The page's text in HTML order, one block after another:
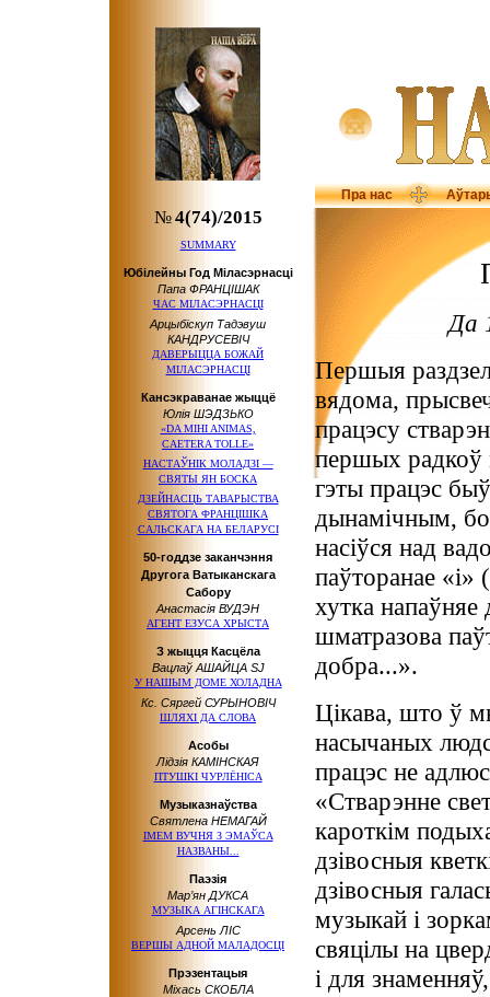
Пра нас
№4(74)/2015
SUMMARY
Юбілейны Год Міласэрнасці
Папа ФРАНЦІШАК
ЧАС МІЛАСЭРНАСЦІ
Арцыбіскуп Тадэвуш
КАНДРУСЕВІЧ
ДАВЕРЫЦЦА БОЖАЙ
МІЛАСЭРНАСЦІ
Кансэкраванае жыццё
Юлія ШЭДЗЬКО
«DA MIHI ANIMAS,
CAETERA TOLLE»
НАСТАЎНІК МОЛАДЗІ —
СВЯТЫ ЯН БОСКА
ДЗЕЙНАСЦЬ ТАВАРЫСТВА
СВЯТОГА ФРАНЦІШКА
САЛЬСКАГА НА БЕЛАРУСІ
50-годдзе заканчэння
Другога Ватыканскага
Сабору
Анастасія ВУДЭН
АГЕНТ ЕЗУСА ХРЫСТА
З жыцця Касцёла
Вацлаў АШАЙЦА SJ
У НАШЫМ ДОМЕ ХОЛАДНА
Кс. Сяргей СУРЫНОВІЧ
ШЛЯХІ ДА СЛОВА
Асобы
Лідзія КАМІНСКАЯ
ПТУШКІ ЧУРЛЁНІСА
Музыказнаўства
Святлена НЕМАГАЙ
ІМЕМ ВУЧНЯ З ЭМАЎСА
НАЗВАНЫ...
Паэзія
Мар’ян ДУКСА
МУЗЫКА АГІНСКАГА
Арсень ЛІС
ВЕРШЫ АДНОЙ МАЛАДОСЦІ
Прэзентацыя
Міхась СКОБЛА
Да
Першыя
вядома,
працэсу
першых
гэты працэс
дынамічным,
насіўся над
паўторанае «і»
хутка
шматразова
добра...».
Цікава, што ў
насычаных
працэс не
«Стварэнне
кароткім
дзівосныя
дзівосныя
музыкай і
свяцілы на
і для